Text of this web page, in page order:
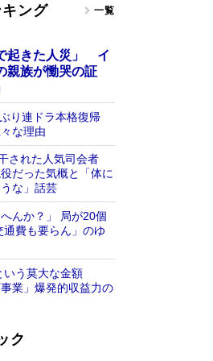
ング 一覧
起きた人災」 イ
親族が慟哭の証
り連ドラ本格復帰
な理由
された人気司会者
だった気概と「体に
な」話芸
んか？」 局が20個
費も要らん」のゆ
いう莫大な金額
業」爆発的収益力の
ク